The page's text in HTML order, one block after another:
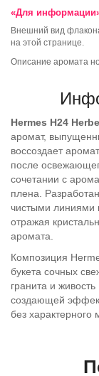
«Для
Внешний вид
на этой странице.
Описание аромата
Hermes H24
аромат,
воссоздает
после
сочетании с
плена.
чистыми линиями
отражая
аромата.
Композиция
букета сочных
гранита и
создающей
без характерного